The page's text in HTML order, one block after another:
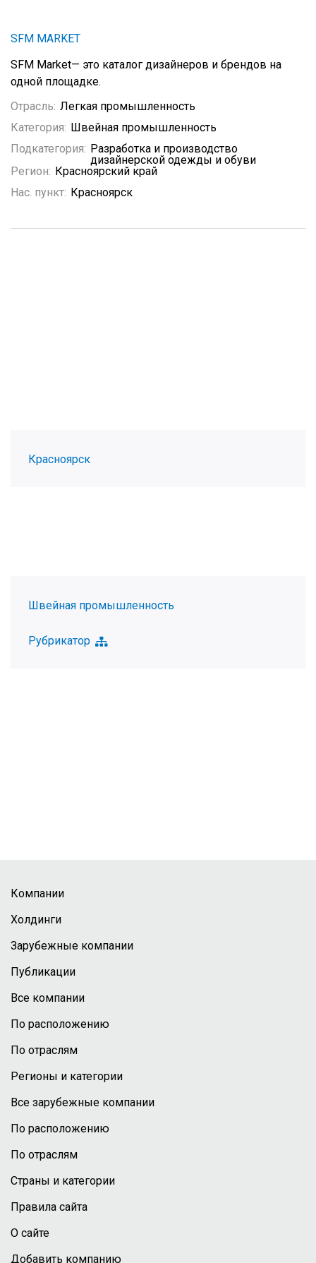
SFM MARKET
SFM Market— это каталог дизайнеров и брендов на
одной площадке.
Отрасль: Легкая промышленность
Категория: Швейная промышленность
Подкатегория: Разработка и производство
дизайнерской одежды и обуви
Регион: Красноярский край
Нас. пункт: Красноярск
Красноярск
Швейная промышленность
Рубрикатор
Компании
Холдинги
Зарубежные компании
Публикации
Все компании
По расположению
По отраслям
Регионы и категории
Все зарубежные компании
По расположению
По отраслям
Страны и категории
Правила сайта
О сайте
Добавить компанию